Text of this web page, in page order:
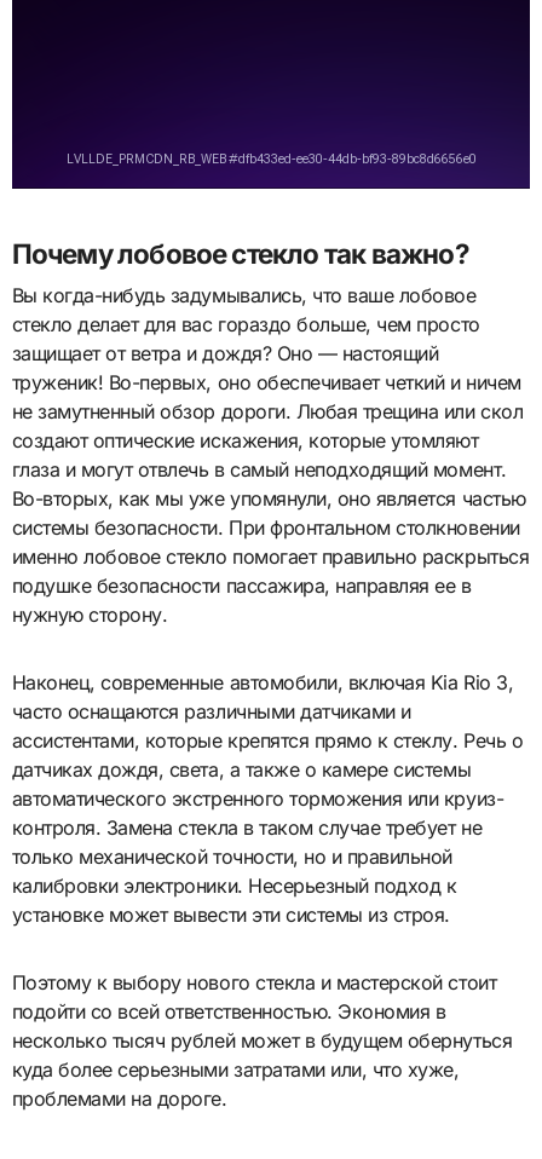
Почему лобовое стекло так важно?
Вы когда-нибудь задумывались, что ваше лобовое
стекло делает для вас гораздо больше, чем просто
защищает от ветра и дождя? Оно — настоящий
труженик! Во-первых, оно обеспечивает четкий и ничем
не замутненный обзор дороги. Любая трещина или скол
создают оптические искажения, которые утомляют
глаза и могут отвлечь в самый неподходящий момент.
Во-вторых, как мы уже упомянули, оно является частью
системы безопасности. При фронтальном столкновении
именно лобовое стекло помогает правильно раскрыться
подушке безопасности пассажира, направляя ее в
нужную сторону.
Наконец, современные автомобили, включая Kia Rio 3,
часто оснащаются различными датчиками и
ассистентами, которые крепятся прямо к стеклу. Речь о
датчиках дождя, света, а также о камере системы
автоматического экстренного торможения или круиз-
контроля. Замена стекла в таком случае требует не
только механической точности, но и правильной
калибровки электроники. Несерьезный подход к
установке может вывести эти системы из строя.
Поэтому к выбору нового стекла и мастерской стоит
подойти со всей ответственностью. Экономия в
несколько тысяч рублей может в будущем обернуться
куда более серьезными затратами или, что хуже,
проблемами на дороге.